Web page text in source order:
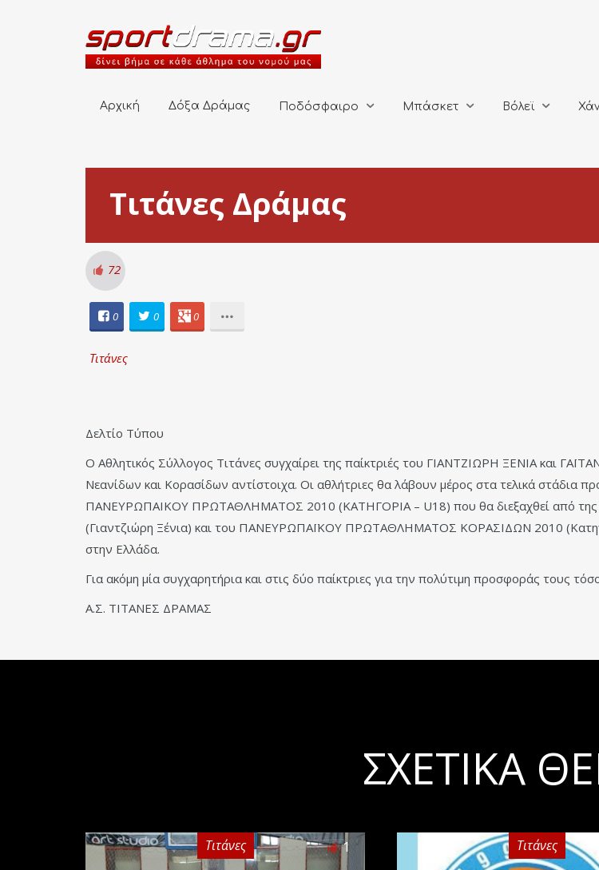
Αρχική Δόξα Δράμας Ποδόσφαιρο Μπάσκετ Βόλεϊ
Τιτάνες Δράμας
72
0 0 0
Τιτάνες
Δελτίο Τύπου
Ο Αθλητικός Σύλλογος Τιτάνες συγχαίρει της παίκτριές του ΓΙΑΝΤΖΙΩΡΗ ΞΕΝΙΑ και
Νεανίδων και Κορασίδων αντίστοιχα. Οι αθλήτριες θα λάβουν μέρος στα τελικά στάδια
ΠΑΝΕΥΡΩΠΑΙΚΟΥ ΠΡΩΤΑΘΛΗΜΑΤΟΣ 2010 (ΚΑΤΗΓΟΡΙΑ – U18) που θα διεξαχθεί από της
(Γιαντζιώρη Ξένια) και του ΠΑΝΕΥΡΩΠΑΪΚΟΥ ΠΡΩΤΑΘΛΗΜΑΤΟΣ ΚΟΡΑΣΙΔΩΝ 2010
στην Ελλάδα.
Για ακόμη μία συγχαρητήρια και στις δύο παίκτριες για την πολύτιμη προσφοράς τους
Α.Σ. ΤΙΤΑΝΕΣ ΔΡΑΜΑΣ
ΣΧΕΤΙΚΆ
Τιτάνες 1 Τιτάνες